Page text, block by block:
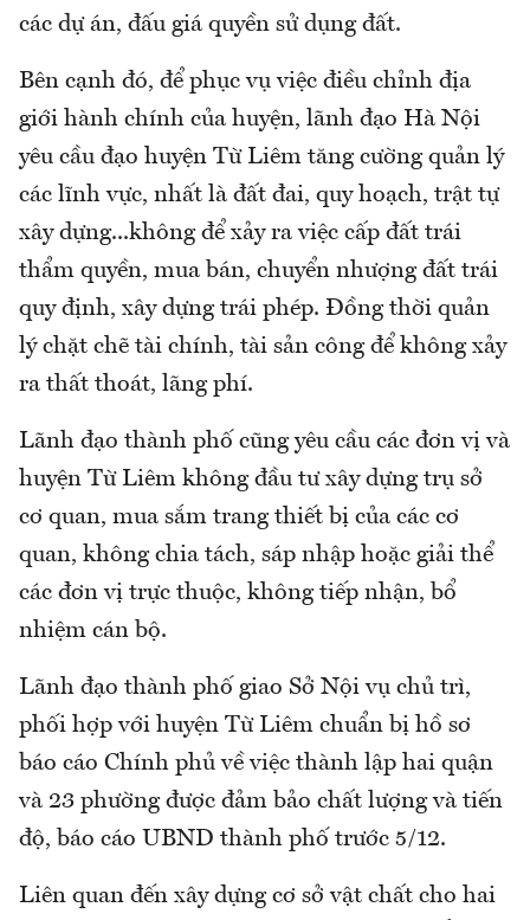
các dự án, đấu giá quyền sử dụng đất.
Bên cạnh đó, để phục vụ việc điều chỉnh địa
giới hành chính của huyện, lãnh đạo Hà Nội
yêu cầu đạo huyện Từ Liêm tăng cường quản lý
các lĩnh vực, nhất là đất đai, quy hoạch, trật tự
xây dựng...không để xảy ra việc cấp đất trái
thẩm quyền, mua bán, chuyển nhượng đất trái
quy định, xây dựng trái phép. Đồng thời quản
lý chặt chẽ tài chính, tài sản công để không xảy
ra thất thoát, lãng phí.
Lãnh đạo thành phố cũng yêu cầu các đơn vị và
huyện Từ Liêm không đầu tư xây dựng trụ sở
cơ quan, mua sắm trang thiết bị của các cơ
quan, không chia tách, sáp nhập hoặc giải thể
các đơn vị trực thuộc, không tiếp nhận, bổ
nhiệm cán bộ.
Lãnh đạo thành phố giao Sở Nội vụ chủ trì,
phối hợp với huyện Từ Liêm chuẩn bị hồ sơ
báo cáo Chính phủ về việc thành lập hai quận
và 23 phường được đảm bảo chất lượng và tiến
độ, báo cáo UBND thành phố trước 5/12.
Liên quan đến xây dựng cơ sở vật chất cho hai